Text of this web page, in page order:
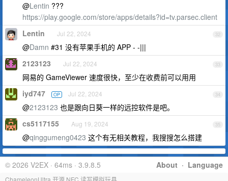
@Lentin ???
https://play.google.com/store/apps/details?id=tv.parsec.client
32
Lentin Jul 22, 2024
@Damn #31 没有苹果手机的 APP - -|||
33
2123123 Jul 22, 2024
网易的 GameViewer 速度很快，至少在收费前可以用用
34
iyd747 OP Jul 22, 2024
@2123123 也是跟向日葵一样的远控软件是吧。
35
cs5117155 Aug 19, 2024
@qinggumeng0423 这个有无相关教程，我搜搜怎么搭建
About · Language
© 2026 V2EX · 64ms · 3.9.8.5
ChameleonUltra 开源 NFC 读写模拟玩具